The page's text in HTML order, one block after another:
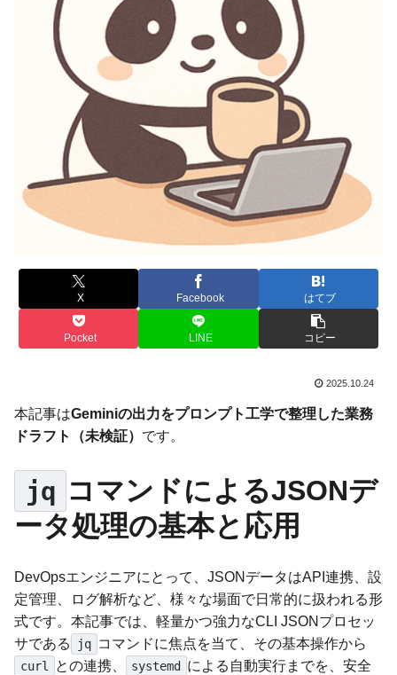
X Facebook はてブ
Pocket LINE コピー
2025.10.24
本記事はGeminiの出力をプロンプト工学で整理した業務
ドラフト（未検証） です。
jq コマンドによるJSONデ
ータ処理の基本と応用
DevOpsエンジニアにとって、JSONデータはAPI連携、設
定管理、ログ解析など、様々な場面で日常的に扱われる形
式です。本記事では、軽量かつ強力なCLI JSONプロセッ
サである
jq コマンドに焦点を当て、その基本操作から
curl との連携、 systemd
による自動実行までを、安全